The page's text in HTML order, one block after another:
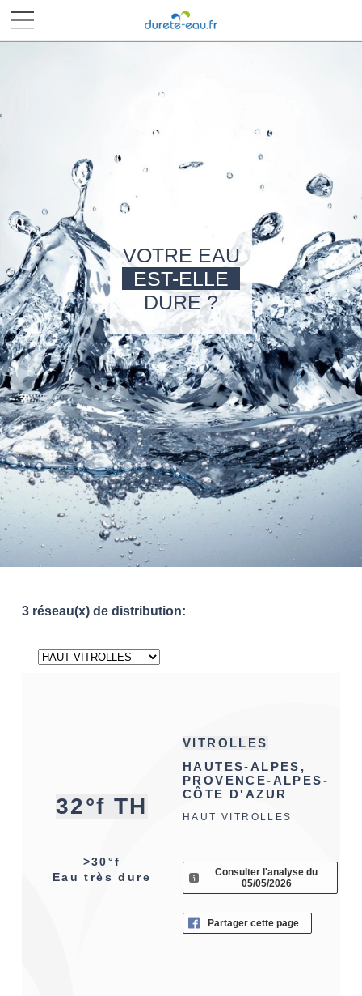
VOTRE EAU
EST-ELLE
DURE ?
3 réseau(x) de distribution:
32°f TH
>30°f
Eau très dure
VITROLLES
HAUTES-ALPES,
PROVENCE-ALPES-
CÔTE D'AZUR
HAUT VITROLLES
Consulter l'analyse du
05/05/2026
Partager cette page